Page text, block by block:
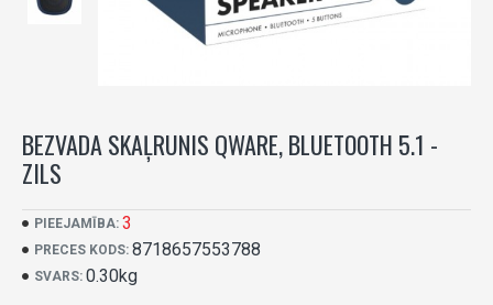
BEZVADA SKAĻRUNIS QWARE, BLUETOOTH 5.1 -
ZILS
PIEEJAMĪBA: 3
PRECES KODS: 8718657553788
SVARS: 0.30kg